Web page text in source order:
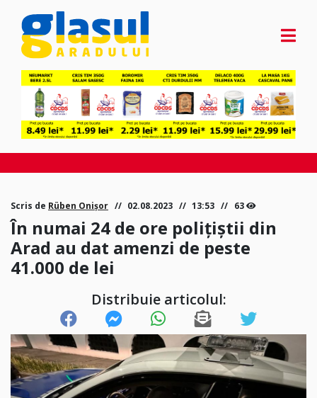
Scris de Rüben Onișor 02.08.2023 13:53 63
În numai 24 de ore polițiștii din
Arad au dat amenzi de peste
41.000 de lei
Distribuie articolul: